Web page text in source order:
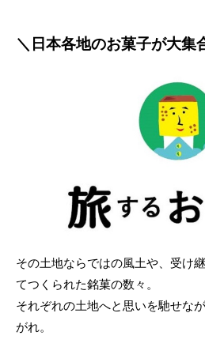
＼日本各地のお菓子が大集
その土地ならではの風土や、受け
てつくられた銘菓の数々。
それぞれの土地へと思いを馳せな
がれ。